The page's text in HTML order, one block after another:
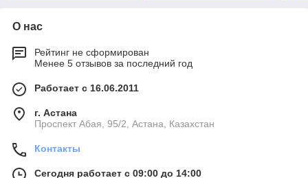
О нас
Рейтинг не сформирован
Менее 5 отзывов за последний год
Работает с 16.06.2011
г. Астана
​Проспект Абая, 95/2, Астана, Казахстан
Контакты
Сегодня работает с 09:00 до 14:00